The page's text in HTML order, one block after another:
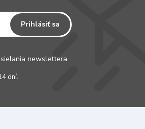
Prihlásiť sa
newslettera.
dní.